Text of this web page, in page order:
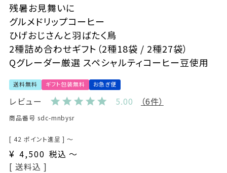
残暑お見舞いに
グルメドリップコーヒー
ひげおじさんと羽ばたく鳥
2種詰め合わせギフト（2種18袋 / 2種27袋）
Qグレーダー厳選 スペシャルティコーヒー豆使用
送料無料 ギフト包装無料 お急ぎ便
レビュー 5.00 （6件）
商品番号 sdc-mnbysr
[ 42 ポイント進呈 ] 〜
¥ 4,500 税込 〜
送料込